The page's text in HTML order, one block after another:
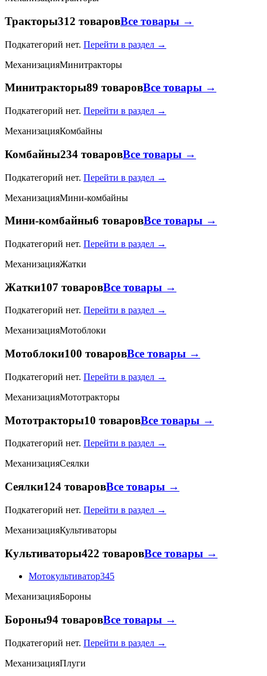
Тракторы312 товаровВсе товары →
Подкатегорий нет. Перейти в раздел →
МеханизацияМинитракторы
Минитракторы89 товаровВсе товары →
Подкатегорий нет. Перейти в раздел →
МеханизацияКомбайны
Комбайны234 товаровВсе товары →
Подкатегорий нет. Перейти в раздел →
МеханизацияМини-комбайны
Мини-комбайны6 товаровВсе товары →
Подкатегорий нет. Перейти в раздел →
МеханизацияЖатки
Жатки107 товаровВсе товары →
Подкатегорий нет. Перейти в раздел →
МеханизацияМотоблоки
Мотоблоки100 товаровВсе товары →
Подкатегорий нет. Перейти в раздел →
МеханизацияМототракторы
Мототракторы10 товаровВсе товары →
Подкатегорий нет. Перейти в раздел →
МеханизацияСеялки
Сеялки124 товаровВсе товары →
Подкатегорий нет. Перейти в раздел →
МеханизацияКультиваторы
Культиваторы422 товаровВсе товары →
Мотокультиватор345
МеханизацияБороны
Бороны94 товаровВсе товары →
Подкатегорий нет. Перейти в раздел →
МеханизацияПлуги